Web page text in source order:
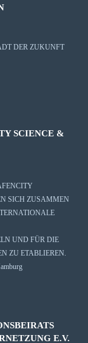
DER ZUKUNFT
SCIENCE &
SICH ZUSAMMEN
UND FÜR DIE
ZU ETABLIEREN.
E.V.